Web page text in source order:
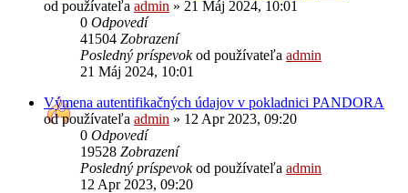
od používateľa admin » 21 Máj 2024, 10:01
0 Odpovedí
41504 Zobrazení
Posledný príspevokod používateľa admin
21 Máj 2024, 10:01
Výmena autentifikačných údajov v pokladnici PANDORA
od používateľa admin » 12 Apr 2023, 09:20
0 Odpovedí
19528 Zobrazení
Posledný príspevokod používateľa admin
12 Apr 2023, 09:20